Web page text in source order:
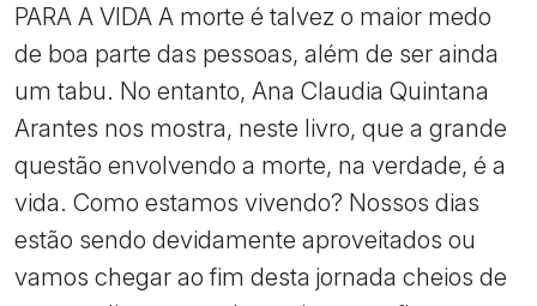
PARA A VIDA A morte é talvez o maior medo
de boa parte das pessoas, além de ser ainda
um tabu. No entanto, Ana Claudia Quintana
Arantes nos mostra, neste livro, que a grande
questão envolvendo a morte, na verdade, é a
vida. Como estamos vivendo? Nossos dias
estão sendo devidamente aproveitados ou
vamos chegar ao fim desta jornada cheios de